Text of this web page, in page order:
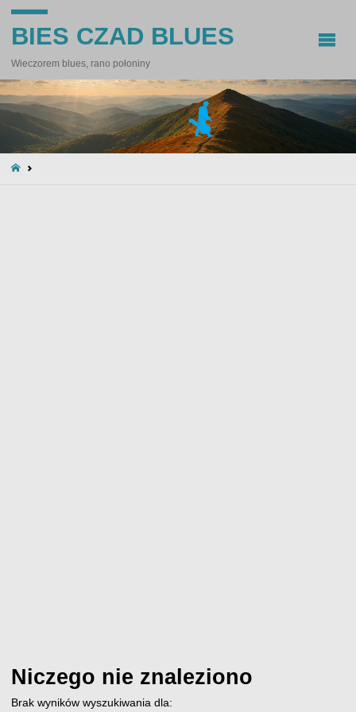
BIES CZAD BLUES
Wieczorem blues, rano połoniny
STRONA
Niczego nie znaleziono
Brak wyników wyszukiwania dla: